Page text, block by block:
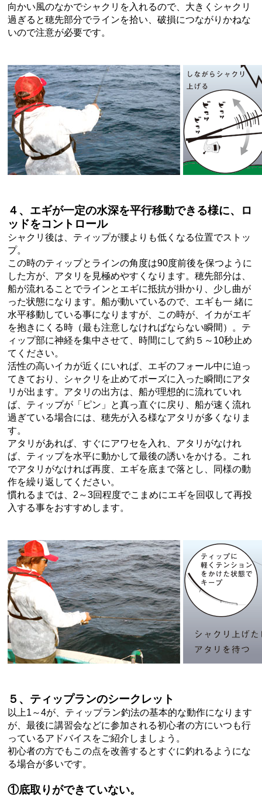
向かい風のなかでシャクリを入れるので、大きくシャクリ
過ぎると穂先部分でラインを拾い、破損につながりかねな
いので注意が必要です。
４、エギが一定の水深を平行移動できる様に、ロ
ッドをコントロール
シャクリ後は、ティップが腰よりも低くなる位置でストッ
プ。
この時のティップとラインの角度は90度前後を保つように
した方が、アタリを見極めやすくなります。穂先部分は、
船が流れることでラインとエギに抵抗が掛かり、少し曲が
った状態になります。船が動いているので、エギも一 緒に
水平移動している事になりますが、この時が、イカがエギ
を抱きにくる時（最も注意しなければならない瞬間）。テ
ィップ部に神経を集中させて、時間にして約５～10秒止め
てください。
活性の高いイカが近くにいれば、エギのフォール中に迫っ
てきており、シャクリを止めてポーズに入った瞬間にアタ
リが出ます。アタリの出方は、船が理想的に流れていれ
ば、ティップが「ピン」と真っ直ぐに戻り、船が速く流れ
過ぎている場合には、穂先が入る様なアタリが多くなりま
す。
アタリがあれば、すぐにアワセを入れ、アタリがなけれ
ば、ティップを水平に動かして最後の誘いをかける。これ
でアタリがなければ再度、エギを底まで落とし、同様の動
作を繰り返してください。
慣れるまでは、2～3回程度でこまめにエギを回収して再投
入する事をおすすめします。
５、ティップランのシークレット
以上1～4が、ティップラン釣法の基本的な動作になります
が、最後に講習会などに参加される初心者の方にいつも行
っているアドバイスをご紹介しましょう。
初心者の方でもこの点を改善するとすぐに釣れるようにな
る場合が多いです。
①底取りができていない。